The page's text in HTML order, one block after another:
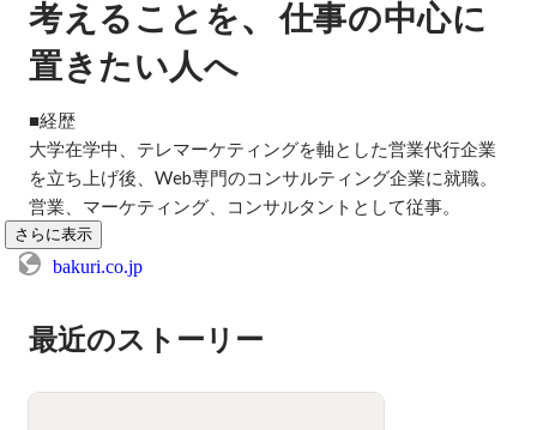
考えることを、仕事の中心に
置きたい人へ
■経歴
大学在学中、テレマーケティングを軸とした営業代行企業
を立ち上げ後、Web専門のコンサルティング企業に就職。
営業、マーケティング、コンサルタントとして従事。
さらに表示
bakuri.co.jp
最近のストーリー